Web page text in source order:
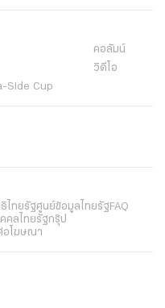
คอลัมน์
วิดีโอ
Side Cup
ไทยรัฐศูนย์ข้อมูลไทยรัฐFAQ
คลไทยรัฐกรุ๊ป
อโฆษณา